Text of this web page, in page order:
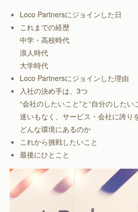
Loco Partnersにジョインした日
これまでの経歴
中学・高校時代
浪人時代
大学時代
Loco Partnersにジョインした理由
入社の決め手は、3つ
“会社のしたいこと”と“自分のした
迷いもなく、サービス・会社に誇り
どんな環境にあるのか
これから挑戦したいこと
最後にひとこと